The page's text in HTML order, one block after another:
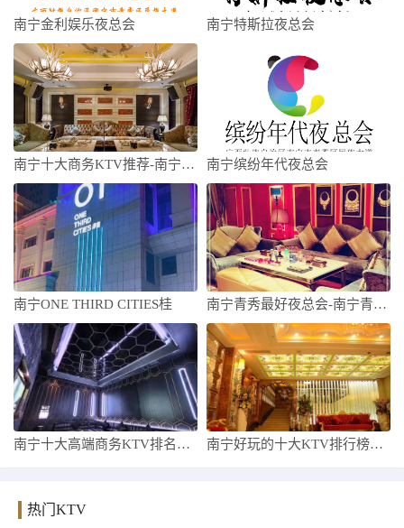
南宁金利娱乐夜总会 南宁特斯拉夜总会
南宁十大商务KTV推荐-南宁商务KTV哪 南宁缤纷年代夜总会
南宁ONE THIRD CITIES桂 南宁青秀最好夜总会-南宁青秀十大夜总会预
南宁十大高端商务KTV排名，这几家让你爱 南宁好玩的十大KTV排行榜，这篇文章绝对
热门KTV